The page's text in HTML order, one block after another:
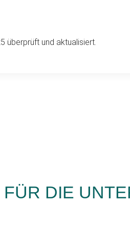
überprüft und aktualisiert.
DIE